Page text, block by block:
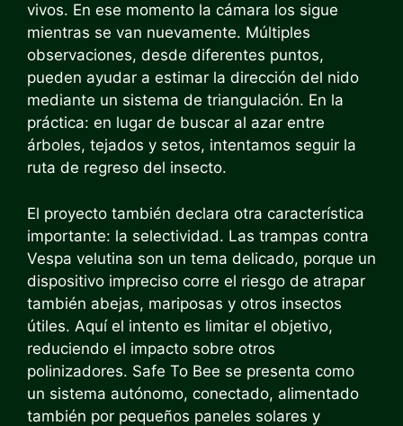
vivos. En ese momento la cámara los sigue
mientras se van nuevamente. Múltiples
observaciones, desde diferentes puntos,
pueden ayudar a estimar la dirección del nido
mediante un sistema de triangulación. En la
práctica: en lugar de buscar al azar entre
árboles, tejados y setos, intentamos seguir la
ruta de regreso del insecto.
El proyecto también declara otra característica
importante: la selectividad. Las trampas contra
Vespa velutina son un tema delicado, porque un
dispositivo impreciso corre el riesgo de atrapar
también abejas, mariposas y otros insectos
útiles. Aquí el intento es limitar el objetivo,
reduciendo el impacto sobre otros
polinizadores. Safe To Bee se presenta como
un sistema autónomo, conectado, alimentado
también por pequeños paneles solares y